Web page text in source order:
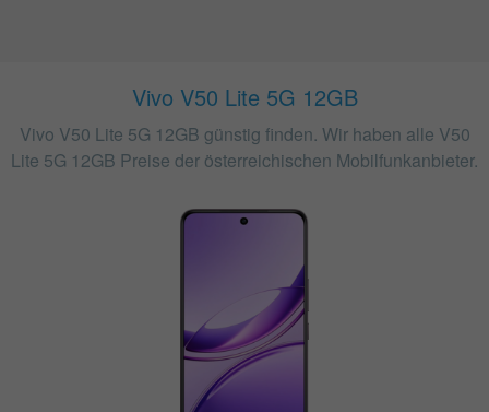
Vivo V50 Lite 5G 12GB
Vivo V50 Lite 5G 12GB günstig finden. Wir haben alle V50
Lite 5G 12GB Preise der österreichischen Mobilfunkanbieter.